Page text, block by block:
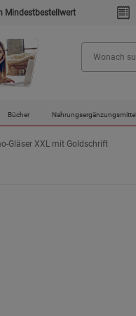
Mindestbestellwert
Bücher Nahrungsergänzungsmittel
Gläser XXL mit Goldschrift